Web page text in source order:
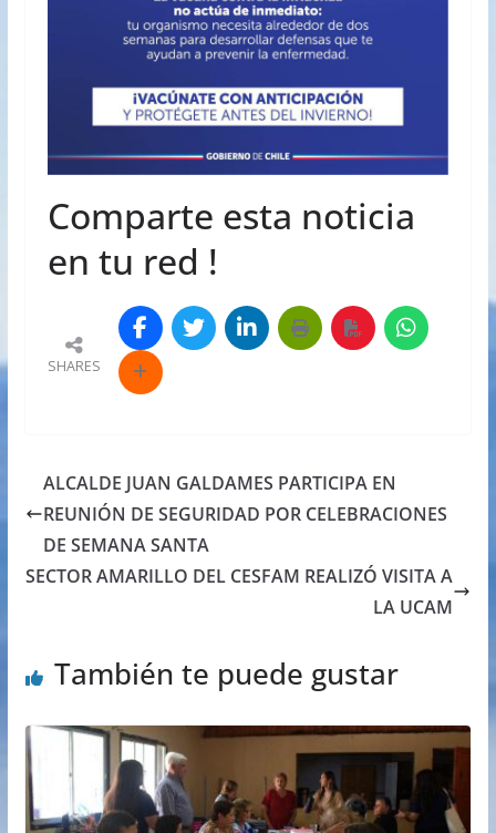
Comparte esta noticia
en tu red !
SHARES
ALCALDE JUAN GALDAMES PARTICIPA EN
REUNIÓN DE SEGURIDAD POR CELEBRACIONES
DE SEMANA SANTA
SECTOR AMARILLO DEL CESFAM REALIZÓ VISITA A
LA UCAM
También te puede gustar